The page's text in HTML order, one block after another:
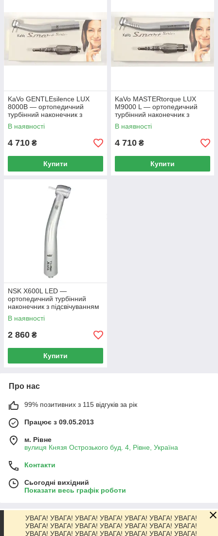
KaVo GENTLEsilence LUX
8000B — ортопедичний
турбінний наконечник з
фіброоптикою, з адаптером
MULTIflex (М6)
В наявності
4 710 ₴
Купити
KaVo MASTERtorque LUX
M9000 L — ортопедичний
турбінний наконечник з
фіброоптикою, з адаптером
MULTIflex (М6)
В наявності
4 710 ₴
Купити
NSK X600L LED —
ортопедичний турбінний
наконечник з підсвічуванням
В наявності
2 860 ₴
Купити
Про нас
99% позитивних з 115 відгуків за рік
Працює з 09.05.2013
м. Рівне
вулиця Князя Острозького буд. 4, Рівне, Україна
Контакти
Сьогодні вихідний
Показати весь графік роботи
Про насУВАГА! УВАГА! УВАГА! УВАГА! УВАГА! УВАГА! УВАГА!
УВАГА! УВАГА! УВАГА! УВАГА! УВАГА! УВАГА! УВАГА!
УВАГА! УВАГА! УВАГА! УВАГА! УВАГА! УВАГА! УВАГА!